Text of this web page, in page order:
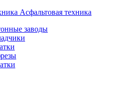
Асфальтовая техника
заводы